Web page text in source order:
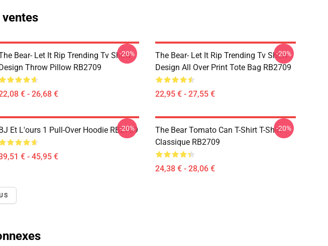
Bear- Let It Rip Trending Tv Show
Throw Pillow RB2709
€ - 26,68 €
-20%
The Bear- Let It Rip Trending Tv Show
Design All Over Print Tote Bag RB2709
22,95 € - 27,55 €
-20%
Et L'ours 1 Pull-Over Hoodie RB2709
€ - 45,95 €
-20%
The Bear Tomato Can T-Shirt T-Shirt
Classique RB2709
24,38 € - 28,06 €
-20%